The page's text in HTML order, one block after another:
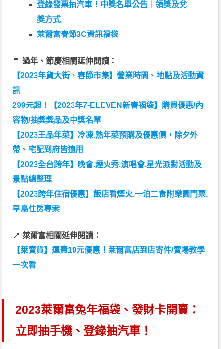
登錄發票抽汽車！中獎名單公告 ｜領獎及兌
獎方式
萊爾富春節3C資訊福袋
🧧過年、節慶相關延伸閱讀：
【2023年貨大街、春節市集】營業時間、地點及活動資
訊
299元起！【2023年7-ELEVEN新春福袋】購買優惠/內
容物/抽獎獎品及中獎名單
【2023王品年菜】冷凍.熱年菜預購及優惠價，除夕外
帶、宅配到府皆適用
【2023全台跨年】晚會.煙火秀.演唱會.星光派對活動及
景點總整理
【2023跨年住宿優惠】飯店看煙火.一泊二食附樂園門票.
早鳥住房專案
📍 萊爾富相關延伸閱讀：
【萊賣貨】運費19元優惠！萊爾富店到店寄件/賣場教學
一次看
2023萊爾富兔年福袋、發財卡開賣：
立即抽手機、登錄抽汽車！